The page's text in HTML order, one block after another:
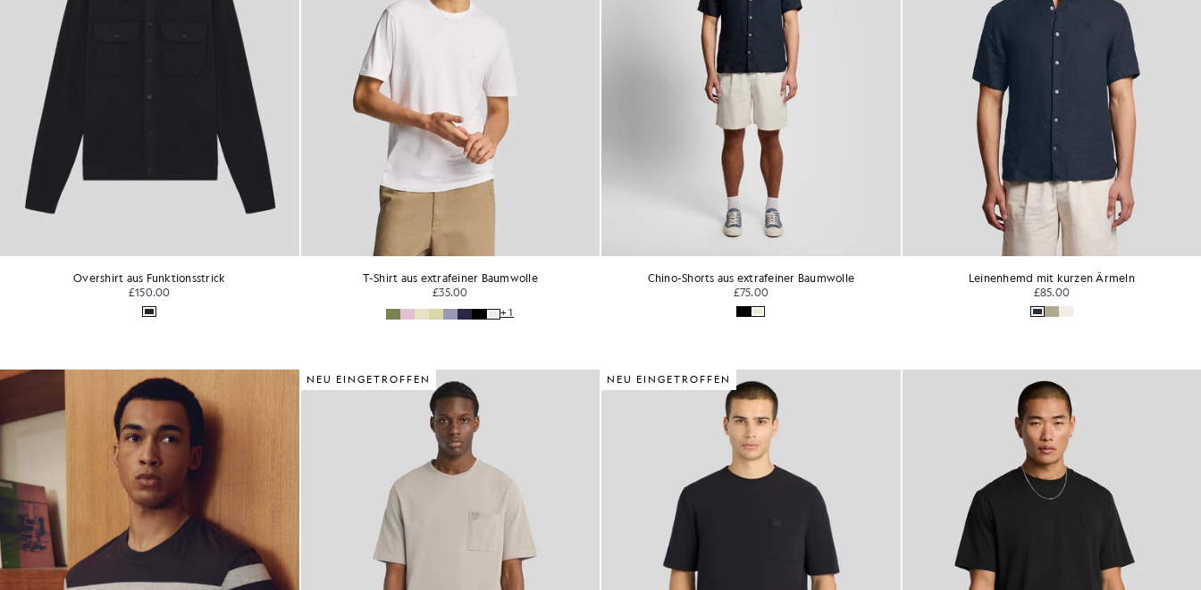
Overshirt aus Funktionsstrick
£150.00
T-Shirt aus extrafeiner Baumwolle
£35.00
+1
Chino-Shorts aus extrafeiner Baumwolle
£75.00
Leinenhemd mit kurzen Ärmeln
£85.00
NEU EINGETROFFEN NEU EINGETROFFEN